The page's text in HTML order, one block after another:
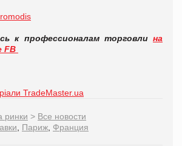
к профессионалам торговли на
FB
TradeMaster.ua
ринки > Все новости
Париж Франция